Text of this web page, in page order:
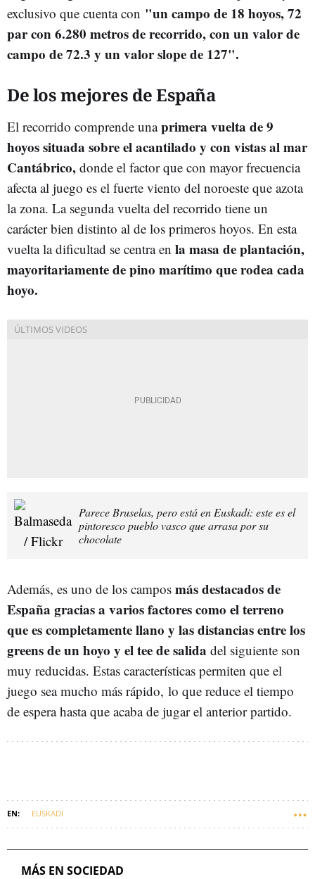
exclusivo que cuenta con "un campo de 18 hoyos, 72
par con 6.280 metros de recorrido, con un valor de
campo de 72.3 y un valor slope de 127".
De los mejores de España
El recorrido comprende unaprimera vuelta de 9
hoyos situada sobre el acantilado y con vistas al mar
Cantábrico, donde el factor que con mayor frecuencia
afecta al juego es el fuerte viento del noroeste que azota
la zona. La segunda vuelta del recorrido tiene un
carácter bien distinto al de los primeros hoyos. En esta
vuelta la dificultad se centra en la masa de plantación,
mayoritariamente de pino marítimo que rodea cada
hoyo.
Parece Bruselas, pero está en Euskadi: este es el
pintoresco pueblo vasco que arrasa por su
chocolate
Además, es uno de los campos más destacados de
España gracias a varios factores como el terreno
que es completamente llano y las distancias entre los
greens de un hoyo y el tee de salida del siguiente son
muy reducidas. Estas características permiten que el
juego sea mucho más rápido, lo que reduce el tiempo
de espera hasta que acaba de jugar el anterior partido.
EUSKADI
MÁS EN SOCIEDAD